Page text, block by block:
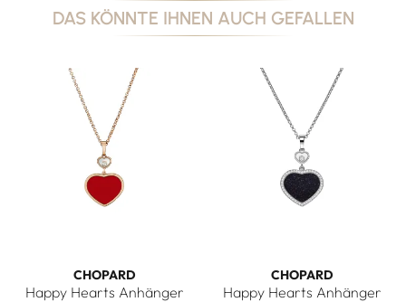
DAS KÖNNTE IHNEN AUCH GEFALLEN
CHOPARD
Happy Hearts Anhänger
CHOPARD
Happy Hearts Anhänger